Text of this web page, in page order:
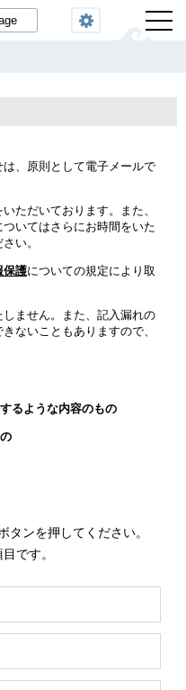
閲覧機能
、原則として電子メールで
ただいております。また、
いてはさらにお時間をいた
い。
保護についての規定により取
ません。また、記入漏れの
ないこともありますので、
るような内容のもの
タンを押してください。
です。